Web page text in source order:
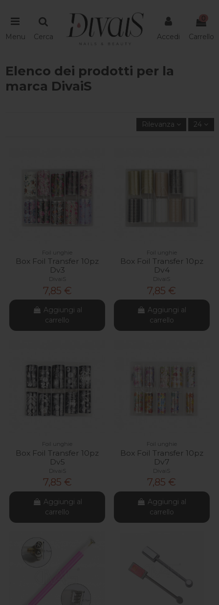
Menu Cerca Accedi
0
Carrello
Elenco dei prodotti per la
marca DivaiS
Rilevanza 24
Foil unghie
Box Foil Transfer 10pz
Dv3
DivaiS
7,85 €
Aggiungi al
carrello
Foil unghie
Box Foil Transfer 10pz
Dv4
DivaiS
7,85 €
Aggiungi al
carrello
Foil unghie
Box Foil Transfer 10pz
Dv5
DivaiS
7,85 €
Aggiungi al
carrello
Foil unghie
Box Foil Transfer 10pz
Dv7
DivaiS
7,85 €
Aggiungi al
carrello